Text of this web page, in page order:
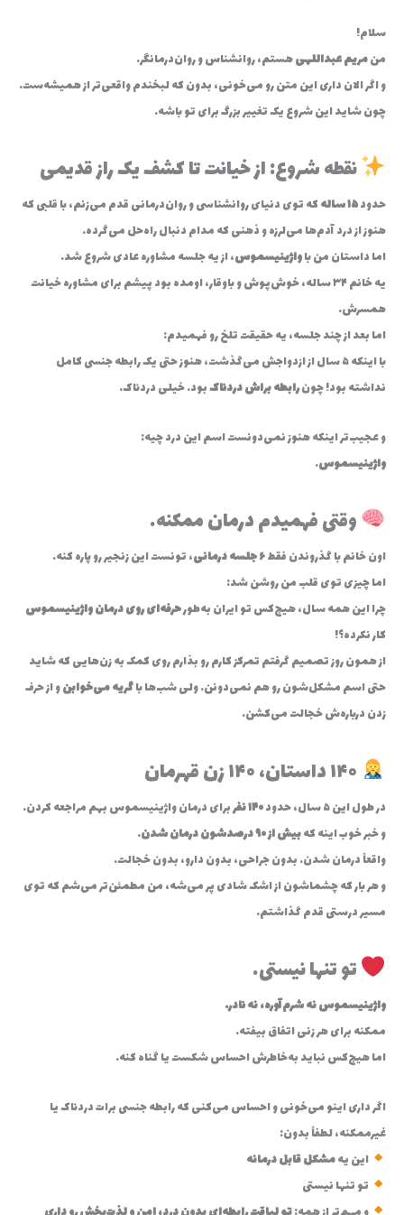
سلام!
منمریم عبداللهیهستم، روانشناس و روان‌درمانگر.
و اگر الان داری این متن رو می‌خونی، بدون که لبخندم واقعی‌تر از همیشه‌ست…
چون شاید این شروع یک تغییر بزرگ برای تو باشه.
نقطه شروع: از خیانت تا کشف یک راز قدیمی
حدود۱۵ ساله
که توی دنیای روانشناسی و روان‌درمانی قدم می‌زنم، با قلبی که
هنوز از درد آدم‌ها می‌لرزه و ذهنی که مدام دنبال راه‌حل می‌گرده.
اما داستان من باواژینیسموس، از یه جلسه مشاوره عادی شروع شد…
یه خانم ۳۴ ساله، خوش‌پوش و باوقار، اومده بود پیشم برای مشاوره خیانت
همسرش.
اما بعد از چند جلسه، یه حقیقت تلخ رو فهمیدم:
با اینکه ۵ سال از ازدواجش می‌گذشت، هنوز حتی یک رابطه جنسی کامل
نداشته بود! چونرابطه براش دردناکبود… خیلی دردناک.
و عجیب‌تر اینکه هنوز نمی‌دونست اسم این درد چیه:
واژینیسموس.
وقتی فهمیدم درمان ممکنه…
اون خانم با گذروندن فقط۶ جلسه درمانی
، تونست این زنجیر رو پاره کنه.
اما چیزی توی قلب من روشن شد:
چرا این همه سال، هیچ‌کس تو ایران به‌طورحرفه‌ای روی درمان واژینیسموس
کار نکرده؟!
از همون روز تصمیم گرفتم تمرکز کارم رو بذارم روی کمک به زن‌هایی که شاید
حتی اسم مشکل‌شون رو هم نمی‌دونن… ولی شب‌ها باگریه می‌خوابنو از حرف
زدن درباره‌ش خجالت می‌کشن.
در طول این ۵ سال، حدود ۱۴۰ نفر
برای درمان واژینیسموس بهم مراجعه کردن.
و خبر خوب اینه کهبیش از ۹۰ درصدشون درمان شدن
.
واقعاً درمان شدن. بدون جراحی، بدون دارو، بدون خجالت.
و هر بار که چشماشون از اشک شادی پر می‌شه، من مطمئن‌تر می‌شم که توی
مسیر درستی قدم گذاشتم.
تو تنها نیستی…
واژینیسموس نه شرم‌آوره، نه نادر.
ممکنه برای هر زنی اتفاق بیفته.
اما هیچ‌کس نباید به‌خاطرش احساس شکست یا گناه کنه.
اگر داری اینو می‌خونی و احساس می‌کنی که رابطه جنسی برات دردناک یا
غیرممکنه، لطفاً بدون:
این یهمشکل قابل درمانه
تو تنها نیستی